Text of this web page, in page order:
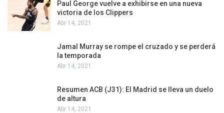
Paul George vuelve a exhibirse en una nueva
victoria de los Clippers
Abr 14, 2021
Jamal Murray se rompe el cruzado y se perderá
la temporada
Abr 14, 2021
Resumen ACB (J31): El Madrid se lleva un duelo
de altura
Abr 14, 2021